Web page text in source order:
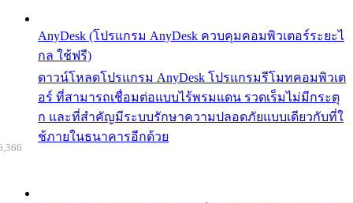
AnyDesk (โปรแกรม AnyDesk ควบคุมคอมพิวเตอร์ระยะไ
กล ใช้ฟรี)
ดาวน์โหลดโปรแกรม AnyDesk โปรแกรมรีโมทคอมพิวเต
อร์ ที่สามารถเชื่อมต่อแบบไร้พรมแดน รวดเร็มไม่มีกระตุ
ก และที่สำคัญมีระบบรักษาความปลอดภัยแบบเดียวกับที่ใ
ช้ภายในธนาคารอีกด้วย